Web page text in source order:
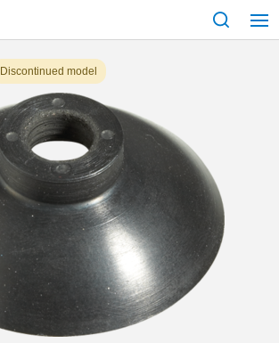
시리즈 SGF
Discontinued model